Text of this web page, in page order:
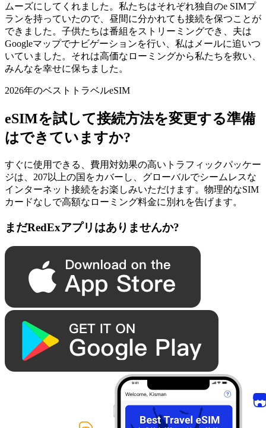
ムーズにしてくれました。私たちはそれぞれ独自のe SIMプ
ランを持っていたので、昼間に分かれても接続を保つことが
できました。子供たちは番組をストリーミングでき、夫は
Googleマップでナビゲーションを行い、私はメールに追いつ
いていました。それは高価なローミングから私たちを救い、
みんなを幸せに保ちました。
2026年のベストトラベルeSIM
eSIMを試して接続方法を変更する準備
はできていますか?
すぐに使用できる、費用対効果の高いトラフィックパッケー
ジは、207以上の国をカバーし、グローバルでシームレスな
インターネット接続をお楽しみいただけます。物理的なSIM
カードなしで高額なローミング料金に別れを告げます。
まだRedExアプリはありませんか?